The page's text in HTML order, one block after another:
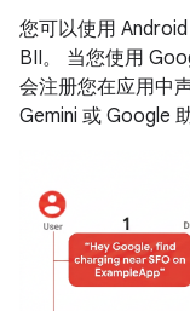
您可以使用 Android
BII。 当您使用
会注册您在应用中
Gemini 或 Google